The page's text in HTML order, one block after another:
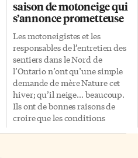
Charlotte, Amelia, Ava, Sophia,
Isla, Evelyn, Mia, Ella. Garçons:
Noah, Liam, Oliver, Jack,
Benjamin, Theodore, Lucas,
William, Ethan, Leo. Au Québec
Au Québec à majorité
francophone, […]
saison de motoneige qui
s’annonce prometteuse
Les motoneigistes et les
responsables de l’entretien des
sentiers dans le Nord de
l’Ontario n’ont qu’une simple
demande de mère Nature cet
hiver; qu’il neige… beaucoup.
Ils ont de bonnes raisons de
croire que les conditions